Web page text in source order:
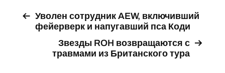
Уволен сотрудник AEW, включивший
фейерверк и напугавший пса Коди
Звезды ROH возвращаются с
травмами из Британского тура